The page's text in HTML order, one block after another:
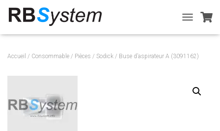
O
G
Accueil / Consommable / Pièces / Sodick / Buse d’aspirateur A (3091162)